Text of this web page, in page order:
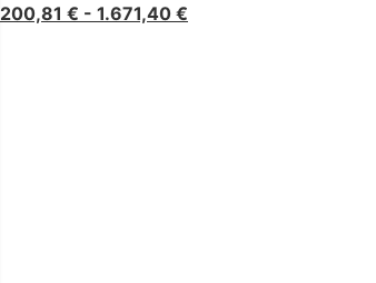
200,81 € - 1.671,40 €